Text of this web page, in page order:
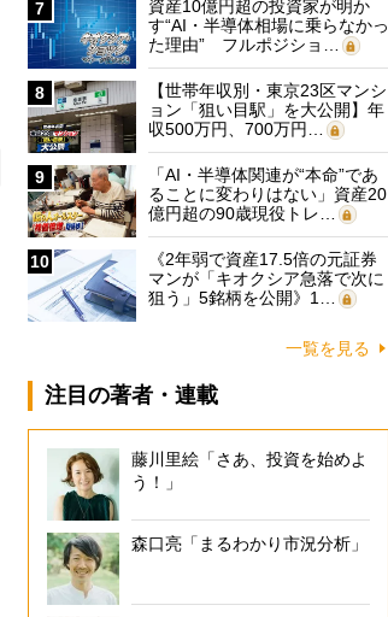
7
資産10億円超の投資家が明か
す“AI・半導体相場に乗らなかっ
た理由” フルポジショ…
8
【世帯年収別・東京23区マンシ
ョン「狙い目駅」を大公開】年
収500万円、700万円…
9
「AI・半導体関連が“本命”であ
ることに変わりはない」資産20
億円超の90歳現役トレ…
10
《2年弱で資産17.5倍の元証券
マンが「キオクシア急落で次に
狙う」5銘柄を公開》1…
一覧を見る
注目の著者・連載
藤川里絵「さあ、投資を始めよ
う！」
森口亮「まるわかり市況分析」